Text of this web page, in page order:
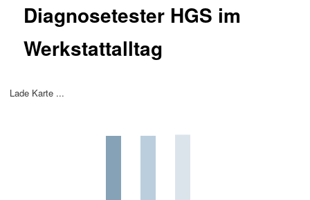
Diagnosetester HGS im
Werkstattalltag
Lade Karte ...